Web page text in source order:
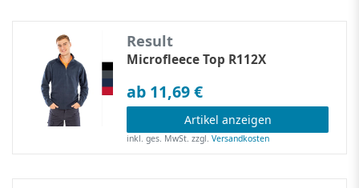
Result
Microfleece Top R112X
ab 11,69 €
Artikel anzeigen
inkl. ges. MwSt. zzgl.Versandkosten